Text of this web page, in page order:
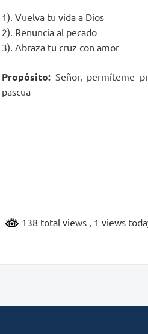
1). Vuelva tu vida a Dios
2). Renuncia al pecado
3). Abraza tu cruz con amor
Propósito: Señor, permíteme
pascua
138 total views , 1 views